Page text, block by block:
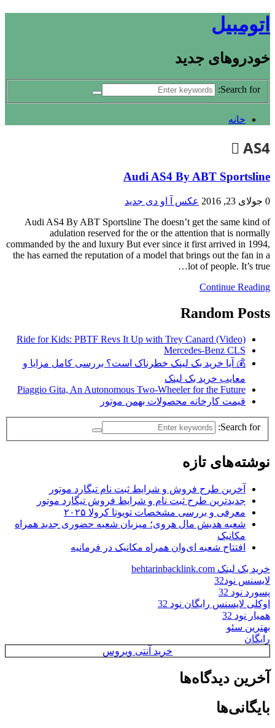
اتومبیل
خودروهای جدید
Search for:
خانه
AS4
Audi AS4 By ABT Sportsline
0 جولای 23, 2016
عکس آ او دی جدید
Audi AS4 By ABT Sportsline The doesn’t get the same kind of
adulation reserved for the or the attention that is normally
commanded by the and luxury But ever since it first arrived in 1994,
the has earned the reputation of a model that brings out the fan in a
lot of people. It’s true…
Continue Reading
Random Posts
Ride for Kids: PBTF Revs It Up with Trey Canard (Video)
Mercedes-Benz CLS
💰 آیا خرید بک لینک خطرناک است؟ بررسی کامل مزایا و
معایب خرید بک لینک
Piaggio Gita, An Autonomous Two-Wheeler for the Future
قیمت کارخانه محصولات بهمن موتور
Search for:
نوشته‌های تازه
آخرین طرح فروش و شرایط ثبت نام تیگارد موتور
جدیدترین طرح ثبت نام و شرایط فروش تیگارد موتور
معرفی و بررسی مشخصات تویوتا کرولا ۲۰۲۵
شعبه هدیش مال هروی؛ میزبان شعبه حضوری جدید همراه
مکانیک
افتتاح شعبه ای‌وان همراه مکانیک در فرمانیه
خرید بک لینک behtarinbacklink.com
لایسنس نود32
پسورد نود 32
اوکلی لایسنس رایگان نود 32
همیار نود 32
بهترین سئو
رایگان
خرید آنتی ویروس
آخرین دیدگاه‌ها
بایگانی‌ها